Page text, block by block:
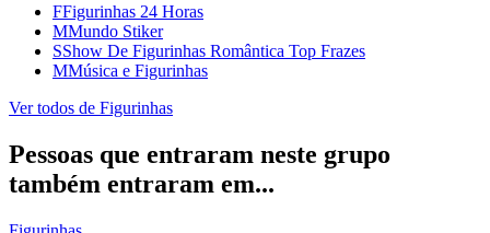
FFigurinhas 24 Horas
MMundo Stiker
SShow De Figurinhas Romântica Top Frazes
MMúsica e Figurinhas
Ver todos de Figurinhas
Pessoas que entraram neste grupo
também entraram em...